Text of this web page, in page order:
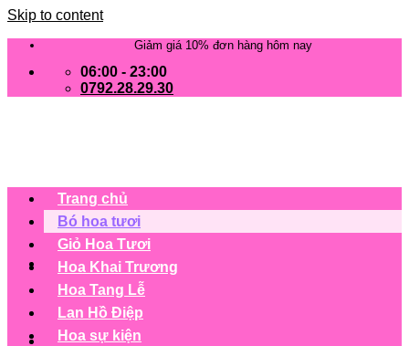
Skip to content
Giảm giá 10% đơn hàng hôm nay
06:00 - 23:00
0792.28.29.30
Trang chủ
Bó hoa tươi
Giỏ Hoa Tươi
Hoa Khai Trương
Hoa Tang Lễ
Lan Hồ Điệp
Hoa sự kiện